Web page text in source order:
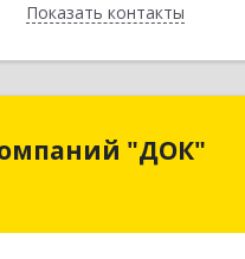
Показать контакты
Назад
"ДОК"
Группа
обл, Киров г,